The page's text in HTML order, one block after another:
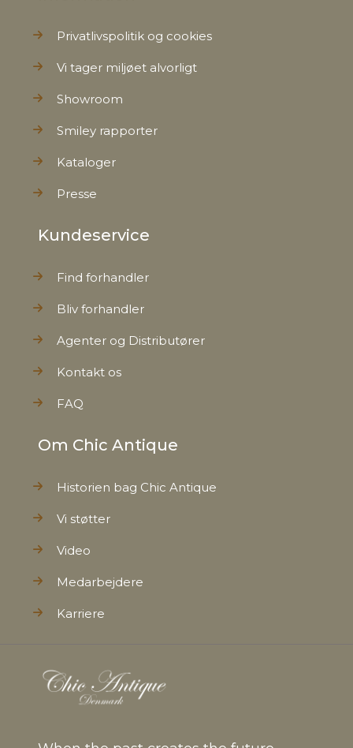
Privatlivspolitik og cookies
Vi tager miljøet alvorligt
Showroom
Smiley rapporter
Kataloger
Presse
Kundeservice
Find forhandler
Bliv forhandler
Agenter og Distributører
Kontakt os
FAQ
Om Chic Antique
Historien bag Chic Antique
Vi støtter
Video
Medarbejdere
Karriere